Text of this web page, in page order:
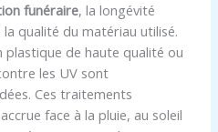
funéraire, la longévité
qualité du matériau utilisé.
plastique de haute qualité ou
les UV sont
Ces traitements
face à la pluie, au soleil